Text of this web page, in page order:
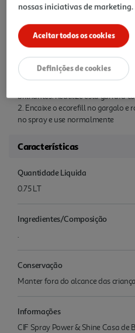
Informações de Marketing
CIF Spray Power & Shine Casa de
superfícies da sua casa de banho
a 100%. Com uma fragrância
descalcificante 100% derivado da
brilhantes. Reutilize esta garrafa
2. Encaixe o ecorefill no gargalo e
no spray e use normalmente
Características
Quantidade Liquida
0.75 LT
Ingredientes/Composição
.
Conservação
Manter fora do alcance das
Informações
CIF Spray Power & Shine Casa de
nossas iniciativas de marketing.
Aceitar todos os cookies
Definições de cookies